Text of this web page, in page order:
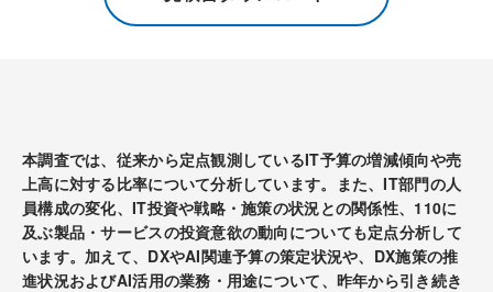
本調査では、従来から定点観測しているIT予算の増減傾向や売
上高に対する比率について分析しています。また、IT部門の人
員構成の変化、IT投資や戦略・施策の状況との関係性、110に
及ぶ製品・サービスの投資意欲の動向についても定点分析して
います。加えて、DXやAI関連予算の策定状況や、DX施策の推
進状況およびAI活用の業務・用途について、昨年から引き続き